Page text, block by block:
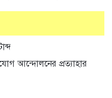
আন্দোলনের প্রত্যাহার